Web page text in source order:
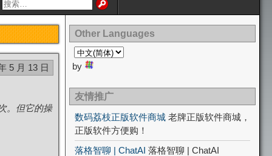
5 月 13 日
。但它的操
Other Languages
by
友情推广
数码荔枝正版软件商城 老牌正版软件商城，
正版软件方便购！
落格智聊 | ChatAI 落格智聊 | ChatAI